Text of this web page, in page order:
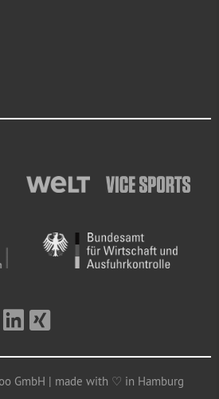
GmbH | made with ♡ in Hamburg